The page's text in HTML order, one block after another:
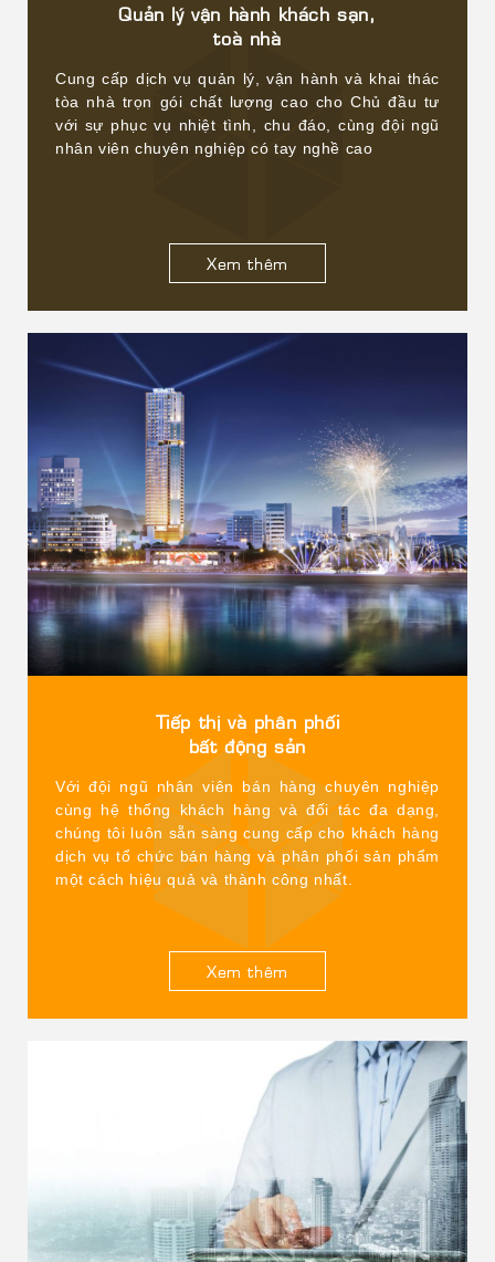
Quản lý vận hành khách sạn,
toà nhà
Cung cấp dịch vụ quản lý, vận hành và khai thác
tòa nhà trọn gói chất lượng cao cho Chủ đầu tư
với sự phục vụ nhiệt tình, chu đáo, cùng đội ngũ
nhân viên chuyên nghiệp có tay nghề cao
Xem thêm
Tiếp thị và phân phối
bất động sản
Với đội ngũ nhân viên bán hàng chuyên nghiệp
cùng hệ thống khách hàng và đối tác đa dạng,
chúng tôi luôn sẵn sàng cung cấp cho khách hàng
dịch vụ tổ chức bán hàng và phân phối sản phẩm
một cách hiệu quả và thành công nhất.
Xem thêm